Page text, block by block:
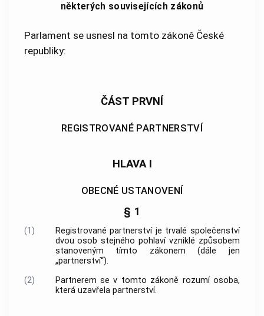
některých souvisejících zákonů
Parlament se usnesl na tomto zákoně České
republiky:
ČÁST PRVNÍ
REGISTROVANÉ PARTNERSTVÍ
HLAVA I
OBECNÉ USTANOVENÍ
§ 1
(1)
Registrované partnerství je trvalé společenství
dvou osob stejného pohlaví vzniklé způsobem
stanoveným tímto zákonem (dále jen
„partnerství“).
(2)
Partnerem se v tomto zákoně rozumí osoba,
která uzavřela partnerství.